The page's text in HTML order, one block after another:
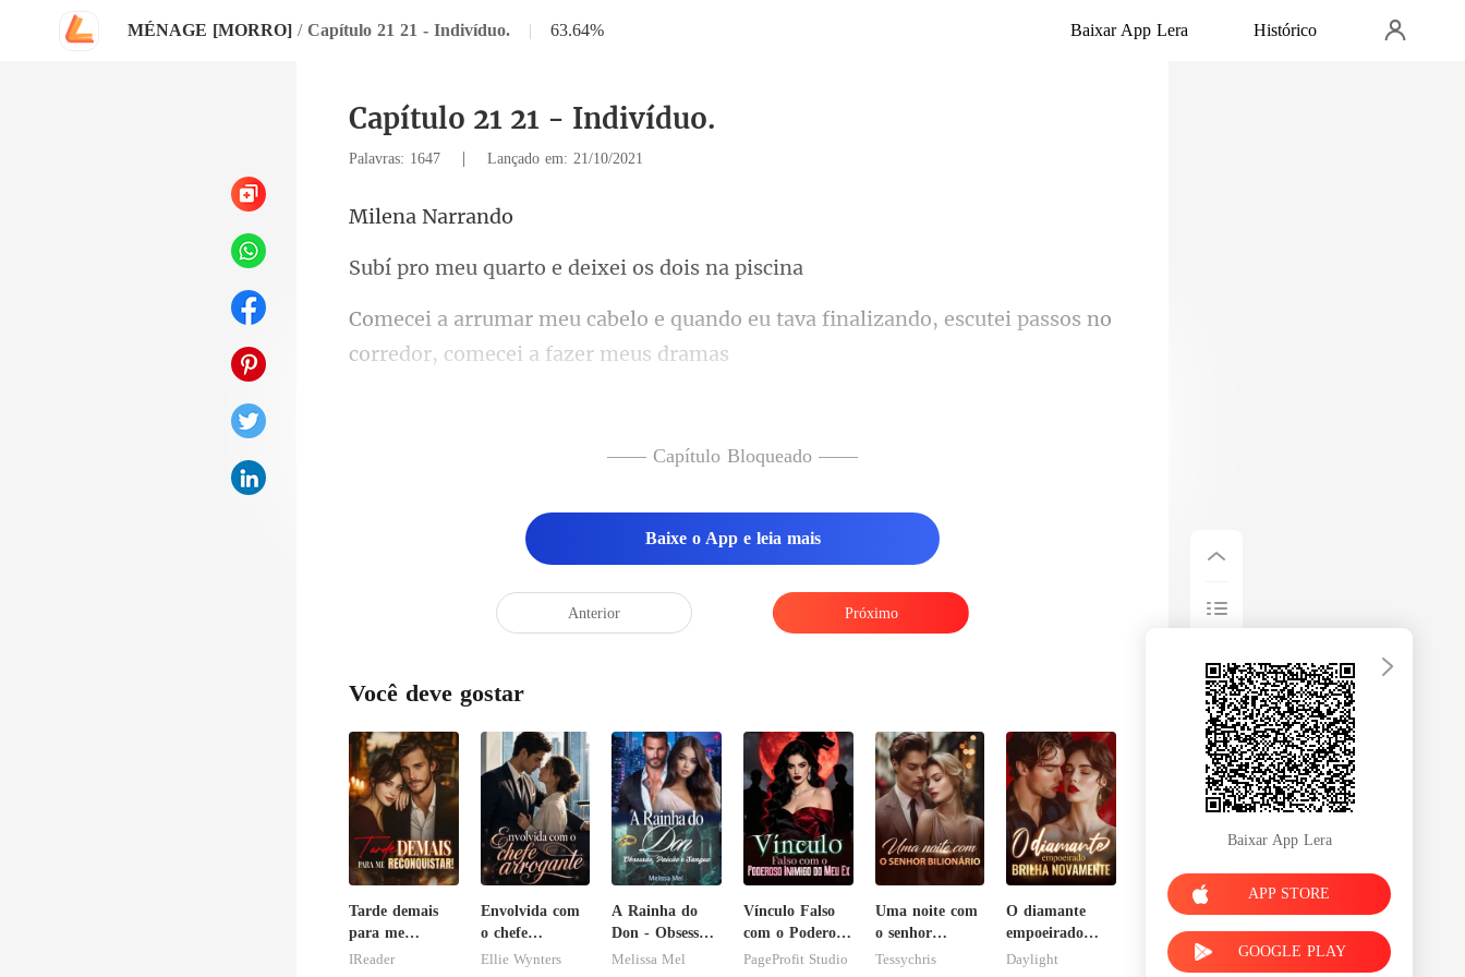
MÉNAGE [MORRO] / Capítulo 21 21 - Indivíduo. | 63.64% Baixar App Lera Histórico
Capítulo 21 21 - Indivíduo.
Palavras: 1647 | Lançado em: 21/10/2021
a Nar
rto e deixei os
eu tava finalizando, escutei passos no
—— Capítulo Bloqueado ——
Baixe o App e leia mais
Anterior Próximo
Você deve gostar
Tarde demais
para me
reconquistar!
IReader
Envolvida com
o chefe
arrogante
Ellie Wynters
A Rainha do
Don - Obsessão,
Paixão e
Melissa Mel
Vínculo Falso
com o Poderoso
Inimigo do Meu
PageProfit Studio
Uma noite com
o senhor
Bilionário
Tessychris
O diamante
empoeirado
brilha
Daylight
Baixar App Lera
APP STORE
GOOGLE PLAY